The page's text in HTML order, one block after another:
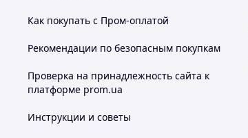
Как покупать с Пром-оплатой
Рекомендации по безопасным покупкам
Проверка на принадлежность сайта к
платформе prom.ua
Инструкции и советы